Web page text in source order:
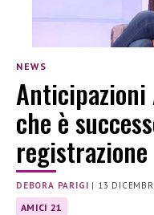
NEWS
che è
registrazione
DEBORA PARIGI | 13
AMICI 21